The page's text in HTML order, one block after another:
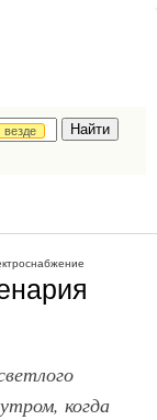
везде
когда